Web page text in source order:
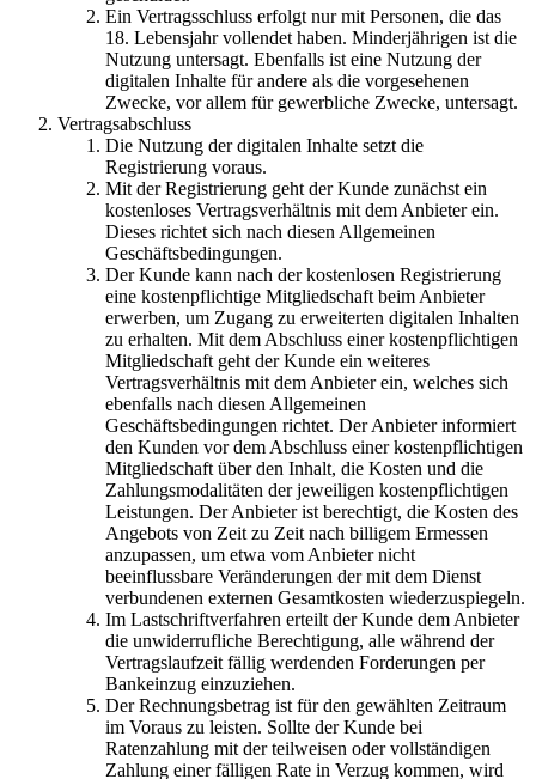
Ein Vertragsschluss erfolgt nur mit Personen, die das
18. Lebensjahr vollendet haben. Minderjährigen ist die
Nutzung untersagt. Ebenfalls ist eine Nutzung der
digitalen Inhalte für andere als die vorgesehenen
Zwecke, vor allem für gewerbliche Zwecke, untersagt.
Vertragsabschluss
Die Nutzung der digitalen Inhalte setzt die
Registrierung voraus.
Mit der Registrierung geht der Kunde zunächst ein
kostenloses Vertragsverhältnis mit dem Anbieter ein.
Dieses richtet sich nach diesen Allgemeinen
Geschäftsbedingungen.
Der Kunde kann nach der kostenlosen Registrierung
eine kostenpflichtige Mitgliedschaft beim Anbieter
erwerben, um Zugang zu erweiterten digitalen Inhalten
zu erhalten. Mit dem Abschluss einer kostenpflichtigen
Mitgliedschaft geht der Kunde ein weiteres
Vertragsverhältnis mit dem Anbieter ein, welches sich
ebenfalls nach diesen Allgemeinen
Geschäftsbedingungen richtet. Der Anbieter informiert
den Kunden vor dem Abschluss einer kostenpflichtigen
Mitgliedschaft über den Inhalt, die Kosten und die
Zahlungsmodalitäten der jeweiligen kostenpflichtigen
Leistungen. Der Anbieter ist berechtigt, die Kosten des
Angebots von Zeit zu Zeit nach billigem Ermessen
anzupassen, um etwa vom Anbieter nicht
beeinflussbare Veränderungen der mit dem Dienst
verbundenen externen Gesamtkosten wiederzuspiegeln.
Im Lastschriftverfahren erteilt der Kunde dem Anbieter
die unwiderrufliche Berechtigung, alle während der
Vertragslaufzeit fällig werdenden Forderungen per
Bankeinzug einzuziehen.
Der Rechnungsbetrag ist für den gewählten Zeitraum
im Voraus zu leisten. Sollte der Kunde bei
Ratenzahlung mit der teilweisen oder vollständigen
Zahlung einer fälligen Rate in Verzug kommen, wird